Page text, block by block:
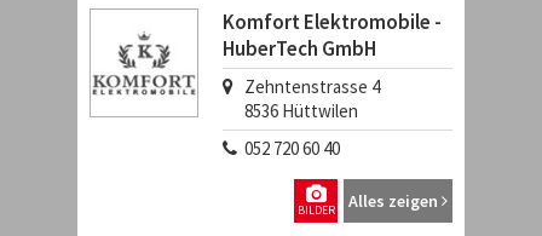
Komfort Elektromobile -
HuberTech GmbH
Zehntenstrasse 4
8536 Hüttwilen
052 720 60 40
Alles zeigen
BILDER